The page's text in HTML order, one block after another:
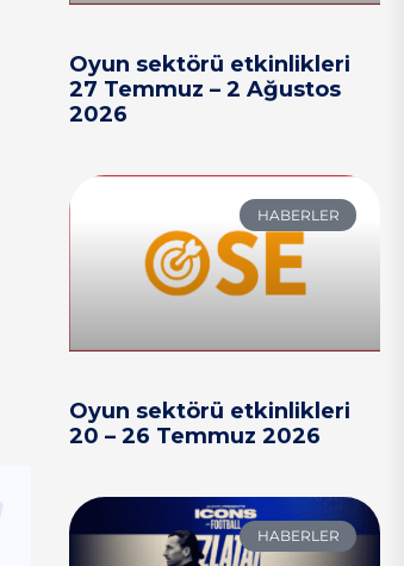
Oyun sektörü etkinlikleri
27 Temmuz – 2 Ağustos
2026
HABERLER
Oyun sektörü etkinlikleri
20 – 26 Temmuz 2026
HABERLER